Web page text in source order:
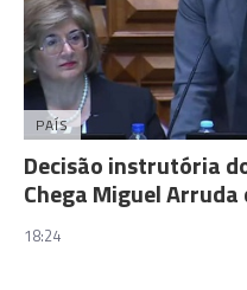
PAÍS
Decisão instrutória
Chega Miguel
18:24